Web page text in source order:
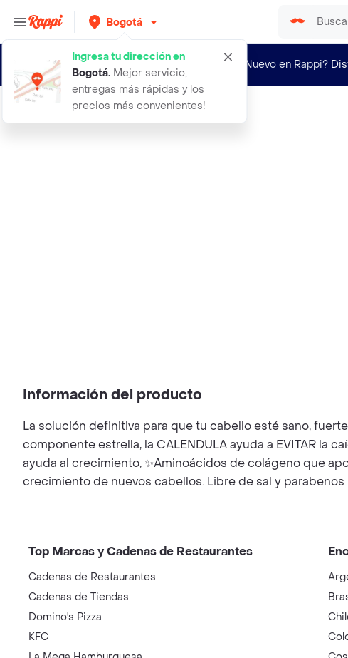
Bogotá
Ingresa tu dirección en
Bogotá. Mejor servicio,
entregas más rápidas y los
precios más convenientes!
¿Nuevo en Rappi?
acondicionador calendula
Información del producto
La solución definitiva para que tu cabello esté sano,
componente estrella, la CALENDULA ayuda a EVITAR la
ayuda al crecimiento, ✨Aminoácidos de colágeno que
crecimiento de nuevos cabellos. Libre de sal y
Top Marcas y Cadenas de Restaurantes
Cadenas de Restaurantes
Cadenas de Tiendas
Domino's Pizza
KFC